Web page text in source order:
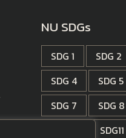
NU SDGs
SDG 1 SDG 2
SDG 4
SDG 5
SDG 7
SDG 8
SDG11